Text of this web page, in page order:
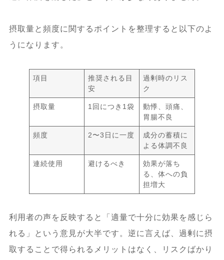
摂取量と頻度に関するポイントを整理すると以下のよ
うになります。
項目
推奨される目
安
過剰時のリス
ク
摂取量 1回につき1袋
動悸、頭痛、
胃腸不良
頻度 2〜3日に一度
成分の蓄積に
よる体調不良
連続使用 避けるべき
効果が落ち
る、体への負
担増大
利用者の声を反映すると「適量で十分に効果を感じら
れる」という意見が大半です。逆に言えば、過剰に摂
取することで得られるメリットはなく、リスクばかり